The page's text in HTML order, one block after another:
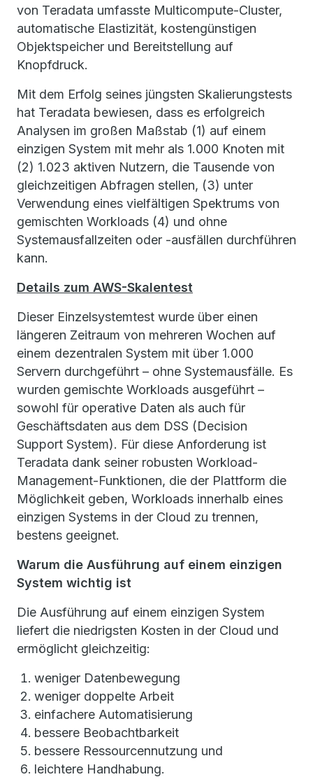
von Teradata umfasste Multicompute-Cluster,
automatische Elastizität, kostengünstigen
Objektspeicher und Bereitstellung auf
Knopfdruck.
Mit dem Erfolg seines jüngsten Skalierungstests
hat Teradata bewiesen, dass es erfolgreich
Analysen im großen Maßstab (1) auf einem
einzigen System mit mehr als 1.000 Knoten mit
(2) 1.023 aktiven Nutzern, die Tausende von
gleichzeitigen Abfragen stellen, (3) unter
Verwendung eines vielfältigen Spektrums von
gemischten Workloads (4) und ohne
Systemausfallzeiten oder -ausfällen durchführen
kann.
Details zum AWS-Skalentest
Dieser Einzelsystemtest wurde über einen
längeren Zeitraum von mehreren Wochen auf
einem dezentralen System mit über 1.000
Servern durchgeführt – ohne Systemausfälle. Es
wurden gemischte Workloads ausgeführt –
sowohl für operative Daten als auch für
Geschäftsdaten aus dem DSS (Decision
Support System). Für diese Anforderung ist
Teradata dank seiner robusten Workload-
Management-Funktionen, die der Plattform die
Möglichkeit geben, Workloads innerhalb eines
einzigen Systems in der Cloud zu trennen,
bestens geeignet.
Warum die Ausführung auf einem einzigen
System wichtig ist
Die Ausführung auf einem einzigen System
liefert die niedrigsten Kosten in der Cloud und
ermöglicht gleichzeitig:
weniger Datenbewegung
weniger doppelte Arbeit
einfachere Automatisierung
bessere Beobachtbarkeit
bessere Ressourcennutzung und
leichtere Handhabung.